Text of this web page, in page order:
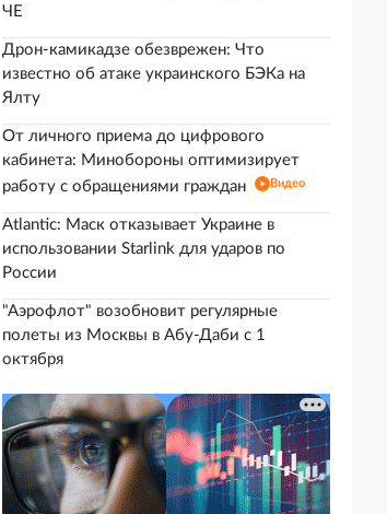
ЧЕ
Дрон-камикадзе обезврежен: Что
известно об атаке украинского БЭКа на
Ялту
От личного приема до цифрового
кабинета: Минобороны оптимизирует
работу с обращениями граждан
Видео
Atlantic: Маск отказывает Украине в
использовании Starlink для ударов по
России
"Аэрофлот" возобновит регулярные
полеты из Москвы в Абу-Даби с 1
октября